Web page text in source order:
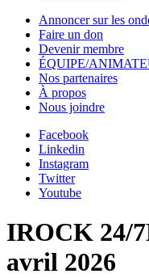
Annoncer sur les
Faire un don
Devenir membre
ÉQUIPE/
Nos partenaires
À propos
Nous joindre
Facebook
Linkedin
Instagram
Twitter
Youtube
IROCK 24/7
avril 2026